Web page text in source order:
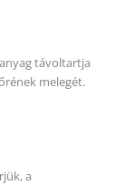
távoltartja
melegét.
a